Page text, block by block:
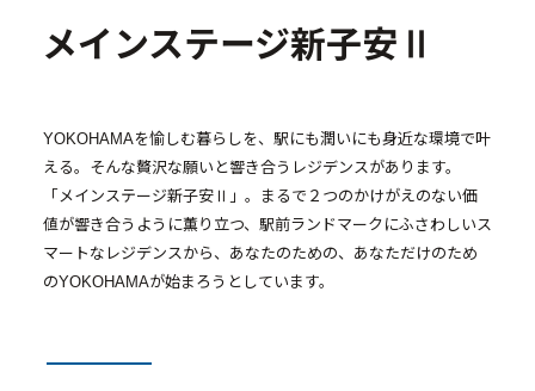
- アクセス
投資用不動産事業
- マンション経営をお考えの方へ
- メインランドグループの強み
メインステージシリーズ
メインステージ新子安Ⅱ
YOKOHAMAを愉しむ暮らしを、駅にも潤いにも身近な環境で叶
える。そんな贅沢な願いと響き合うレジデンスがあります。
「メインステージ新子安Ⅱ」。まるで２つのかけがえのない価
値が響き合うように薫り立つ、駅前ランドマークにふさわしいス
マートなレジデンスから、あなたのための、あなただけのため
のYOKOHAMAが始まろうとしています。